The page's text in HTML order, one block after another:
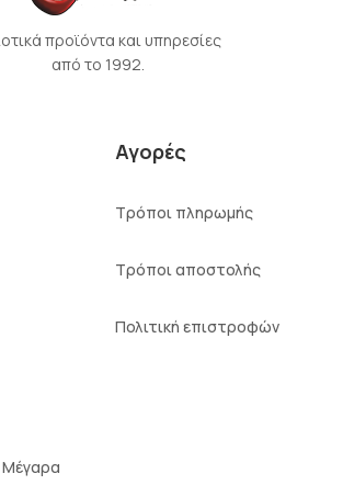
προϊόντα και υπηρεσίες
από το 1992.
Αγορές
Τρόποι πληρωμής
Τρόποι αποστολής
Πολιτική επιστροφών
Μέγαρα